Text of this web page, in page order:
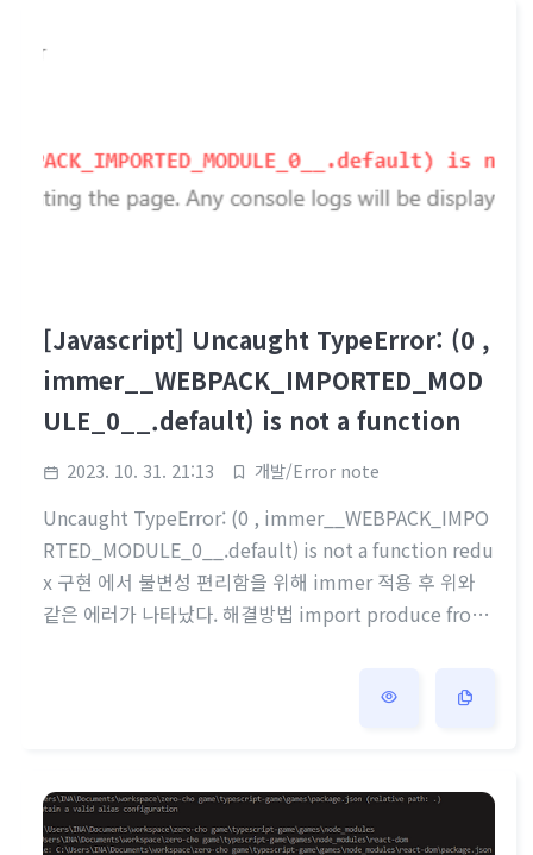
[Javascript] Uncaught TypeError: (0 ,
immer__WEBPACK_IMPORTED_MOD
ULE_0__.default) is not a function
2023. 10. 31. 21:13 개발/Error note
Uncaught TypeError: (0 , immer__WEBPACK_IMPO
RTED_MODULE_0__.default) is not a function redu
x 구현 에서 불변성 편리함을 위해 immer 적용 후 위와
같은 에러가 나타났다. 해결방법 import produce from
용하고있어서 혹시나 해서 감싸봤더니 오류가 사라지고
xios' 문득 중괄호와 그냥 import의 차이가 궁금해져서
구글링을 ..